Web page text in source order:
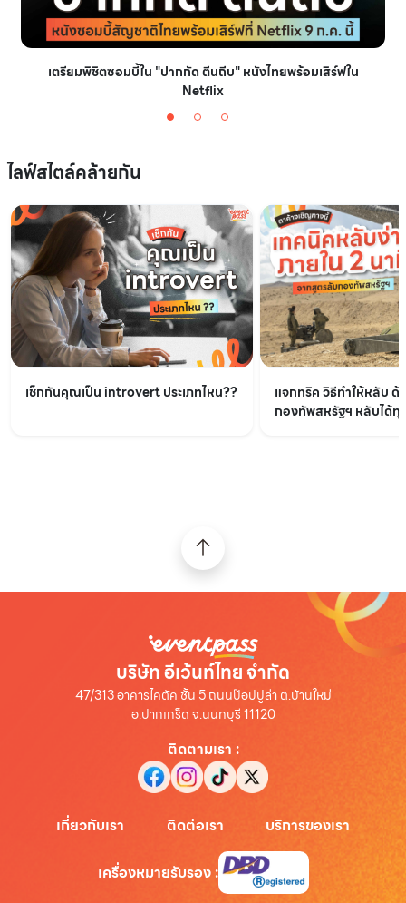
เตรียมพิชิตซอมบี้ใน "ปากกัด ตีนถีบ" หนังไทยพร้อมเสิร์ฟใน
Netflix
ไลฟ์สไตล์คล้ายกัน
เช็กกันคุณเป็น introvert ประเภทไหน??
แจกทริค วิธีทำให้หลับ
กองทัพสหรัฐฯ หลับได้ทุ
บริษัท อีเว้นท์ไทย จำกัด
47/313 อาคารไคตัค ชั้น 5 ถนนป๊อปปูล่า ต.บ้านใหม่
อ.ปากเกร็ด จ.นนทบุรี 11120
ติดตามเรา :
เกี่ยวกับเรา ติดต่อเรา บริการของเรา
เครื่องหมายรับรอง: